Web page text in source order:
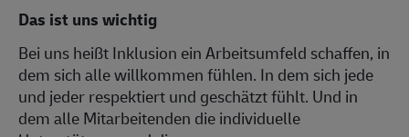
Das ist uns wichtig
Bei uns heißt Inklusion ein Arbeitsumfeld schaffen, in
dem sich alle willkommen fühlen. In dem sich jede
und jeder respektiert und geschätzt fühlt. Und in
dem alle Mitarbeitenden die individuelle